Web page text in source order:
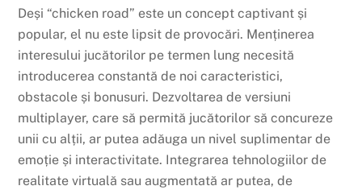
Deși “chicken road” este un concept captivant și
popular, el nu este lipsit de provocări. Menținerea
interesului jucătorilor pe termen lung necesită
introducerea constantă de noi caracteristici,
obstacole și bonusuri. Dezvoltarea de versiuni
multiplayer, care să permită jucătorilor să concureze
unii cu alții, ar putea adăuga un nivel suplimentar de
emoție și interactivitate. Integrarea tehnologiilor de
realitate virtuală sau augmentată ar putea, de